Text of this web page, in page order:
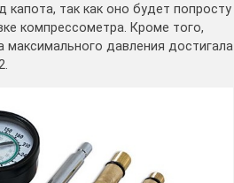
так как оно будет попросту
компрессометра. Кроме того,
давления достигала